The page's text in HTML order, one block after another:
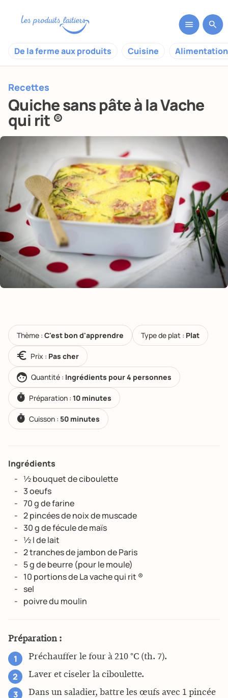
De la ferme aux produits Cuisine
Recettes
Quiche sans pâte à la Vache
qui rit ®
Thème : C'est bon d'apprendre Type de plat : Plat
Prix : Pas cher
Quantité : Ingrédients pour 4 personnes
Préparation :10 minutes
Cuisson : 50 minutes
Ingrédients
½ bouquet de ciboulette
3 oeufs
70 g de farine
2 pincées de noix de muscade
30 g de fécule de maïs
½ l de lait
2 tranches de jambon de Paris
5 g de beurre (pour le moule)
10 portions de La vache qui rit ®
sel
poivre du moulin
Préparation :
Préchauffer le four à 210 °C (th. 7).
Laver et ciseler la ciboulette.
Dans un saladier, battre les œufs avec 1 pincée